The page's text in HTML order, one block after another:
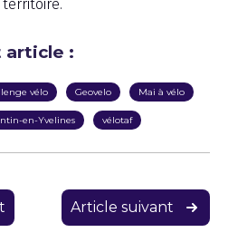
article :
vélo Geovelo Mai à vélo
en-Yvelines vélotaf
Article suivant